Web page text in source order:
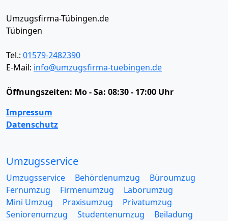
Umzugsfirma-Tübingen.de
Tübingen
Tel.: 01579-2482390
E-Mail: info@umzugsfirma-tuebingen.de
Öffnungszeiten: Mo - Sa: 08:30 - 17:00 Uhr
Impressum
Datenschutz
Umzugsservice
Umzugsservice Behördenumzug
Büroumzug
Fernumzug
Firmenumzug
Laborumzug
Mini Umzug
Praxisumzug
Privatumzug
Seniorenumzug
Studentenumzug
Beiladung